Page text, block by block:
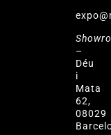
–
Déu
i
Mata
62,
08029